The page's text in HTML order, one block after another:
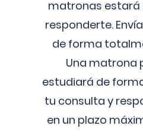
matronas
responderte.
de forma
Una matrona
estudiará de
tu consulta y
en un plazo